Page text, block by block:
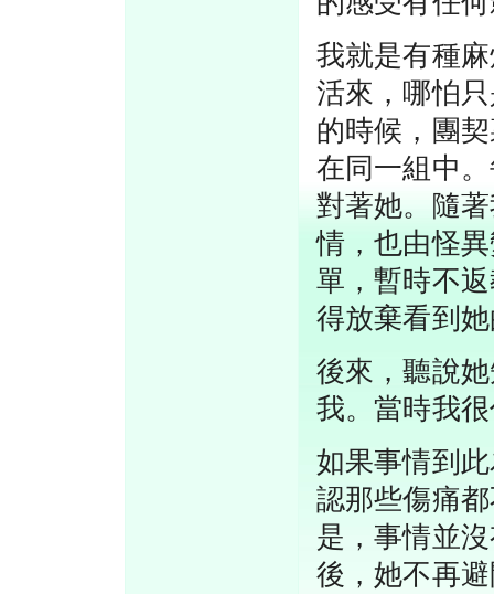
我就是有種
活來，哪怕
的時候，團
在同一組中
對著她。隨
情，也由怪
單，暫時不
得放棄看到
後來，聽說
我。當時我
如果事情到
認那些傷痛
是，事情並
後，她不再